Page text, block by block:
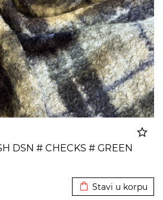
DSN # CHECKS # GREEN
Stavi u korpu